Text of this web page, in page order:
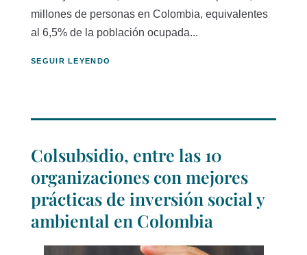
millones de personas en Colombia, equivalentes
al 6,5% de la población ocupada...
SEGUIR LEYENDO
Colsubsidio, entre las 10
organizaciones con mejores
prácticas de inversión social y
ambiental en Colombia